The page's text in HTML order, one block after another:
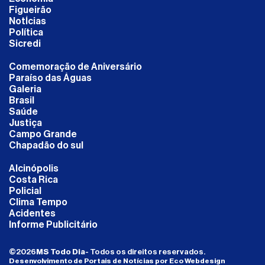
Figueirão
NotÍcias
Política
Sicredi
Comemoração de Aniversário
Paraíso das Águas
Galeria
Brasil
Saúde
Justiça
Campo Grande
Chapadão do sul
Alcinópolis
Costa Rica
Policial
Clima Tempo
Acidentes
Informe Publicitário
©2026MS Todo Dia- Todos os direitos reservados.
Desenvolvimento de Portais de Notícias por Eco Webdesign